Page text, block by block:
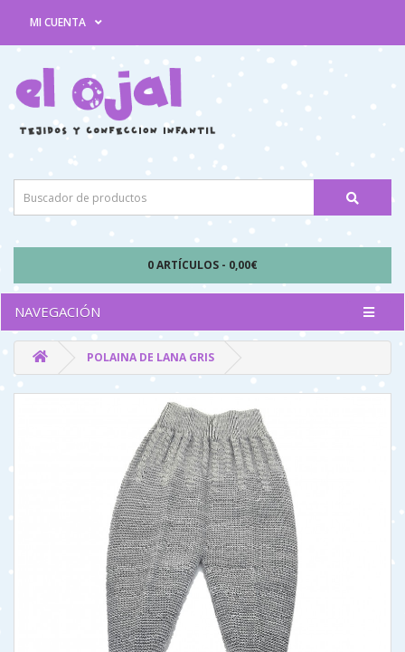
MI CUENTA
0 ARTÍCULOS - 0,00€
NAVEGACIÓN
POLAINA DE LANA GRIS